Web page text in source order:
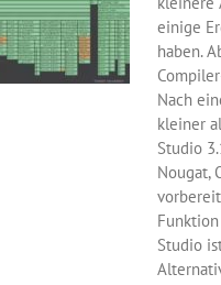
einige
haben.
Nach
kleiner
Studio
Nougat,
Studio